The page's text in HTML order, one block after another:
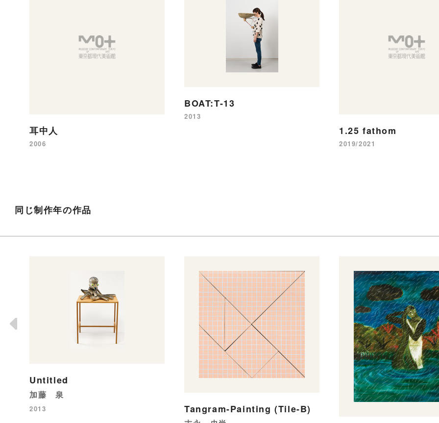
耳中人
2006
BOAT:T-13
2013
1.25 fathom
2019/2021
同じ制作年の作品
Untitled
加藤 泉
2013 Tangram-Painting (Tile-B)